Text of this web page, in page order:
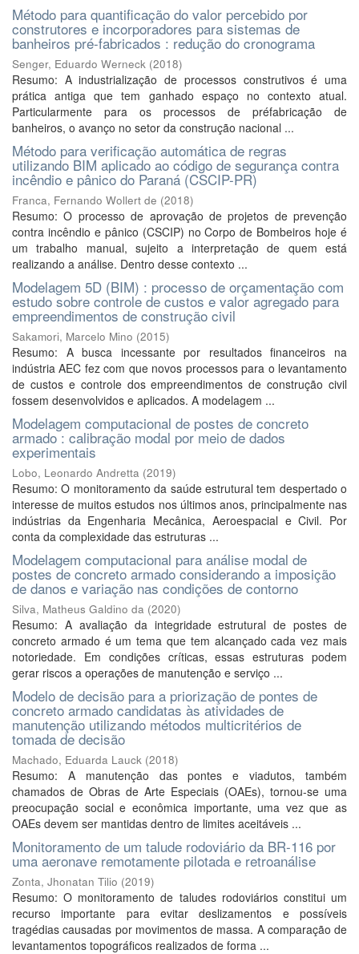
Método para quantificação do valor percebido por
construtores e incorporadores para sistemas de
banheiros pré-fabricados : redução do cronograma
Senger, Eduardo Werneck (2018)
Resumo: A industrialização de processos construtivos é uma
prática antiga que tem ganhado espaço no contexto atual.
Particularmente para os processos de préfabricação de
banheiros, o avanço no setor da construção nacional ...
Método para verificação automática de regras
utilizando BIM aplicado ao código de segurança contra
incêndio e pânico do Paraná (CSCIP-PR)
Franca, Fernando Wollert de (2018)
Resumo: O processo de aprovação de projetos de prevenção
contra incêndio e pânico (CSCIP) no Corpo de Bombeiros hoje é
um trabalho manual, sujeito a interpretação de quem está
realizando a análise. Dentro desse contexto ...
Modelagem 5D (BIM) : processo de orçamentação com
estudo sobre controle de custos e valor agregado para
empreendimentos de construção civil
Sakamori, Marcelo Mino (2015)
Resumo: A busca incessante por resultados financeiros na
indústria AEC fez com que novos processos para o levantamento
de custos e controle dos empreendimentos de construção civil
fossem desenvolvidos e aplicados. A modelagem ...
Modelagem computacional de postes de concreto
armado : calibração modal por meio de dados
experimentais
Lobo, Leonardo Andretta (2019)
Resumo: O monitoramento da saúde estrutural tem despertado o
interesse de muitos estudos nos últimos anos, principalmente nas
indústrias da Engenharia Mecânica, Aeroespacial e Civil. Por
conta da complexidade das estruturas ...
Modelagem computacional para análise modal de
postes de concreto armado considerando a imposição
de danos e variação nas condições de contorno
Silva, Matheus Galdino da (2020)
Resumo: A avaliação da integridade estrutural de postes de
concreto armado é um tema que tem alcançado cada vez mais
notoriedade. Em condições críticas, essas estruturas podem
gerar riscos a operações de manutenção e serviço ...
Modelo de decisão para a priorização de pontes de
concreto armado candidatas às atividades de
manutenção utilizando métodos multicritérios de
tomada de decisão
Machado, Eduarda Lauck (2018)
Resumo: A manutenção das pontes e viadutos, também
chamados de Obras de Arte Especiais (OAEs), tornou-se uma
preocupação social e econômica importante, uma vez que as
OAEs devem ser mantidas dentro de limites aceitáveis ...
Monitoramento de um talude rodoviário da BR-116 por
uma aeronave remotamente pilotada e retroanálise
Zonta, Jhonatan Tilio (2019)
Resumo: O monitoramento de taludes rodoviários constitui um
recurso importante para evitar deslizamentos e possíveis
tragédias causadas por movimentos de massa. A comparação de
levantamentos topográficos realizados de forma ...